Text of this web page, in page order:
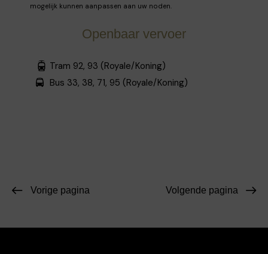
mogelijk kunnen aanpassen aan uw noden.
Openbaar vervoer
Tram 92, 93 (Royale/Koning)
Bus 33, 38, 71, 95 (Royale/Koning)
Vorige pagina Volgende pagina